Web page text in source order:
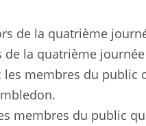
de la quatrième
membres du public